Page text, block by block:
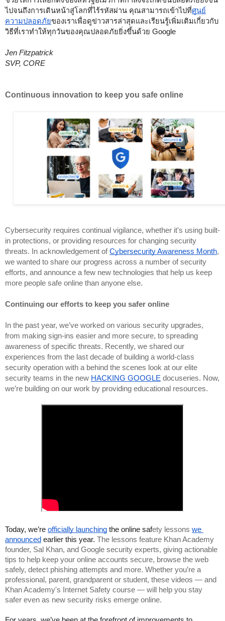
ไปจนถึงการเดินหน้าสู่โลกที่ไร้รหัสผ่าน คุณสามารถเข้าไปที่ศูนย์
ความปลอดภัยของเราเพื่อดูข่าวสารล่าสุดและเรียนรู้เพิ่มเติมเกี่ยวกับ
วิธีที่เราทำให้ทุกวันของคุณปลอดภัยยิ่งขึ้นด้วย Google
Jen Fitzpatrick
SVP, CORE
Continuous innovation to keep you safe online
Cybersecurity requires continual vigilance, whether it's using built-
in protections, or providing resources for changing security
threats. In acknowledgement of Cybersecurity Awareness Month,
we wanted to share our progress across a number of security
efforts, and announce a few new technologies that help us keep
more people safe online than anyone else.
Continuing our efforts to keep you safer online
In the past year, we’ve worked on various security upgrades,
from making sign-ins easier and more secure, to spreading
awareness of specific threats. Recently, we shared our
experiences from the last decade of building a world-class
security operation with a behind the scenes look at our elite
security teams in the new HACKING GOOGLE docuseries. Now,
we’re building on our work by providing educational resources.
Today, we’re officially launching the online safety essons we
announced earlier this year. The lessons feature Khan Academy
founder, Sal Khan, and Google security experts, giving actionable
tips to help keep your online accounts secure, browse the web
safely, detect phishing attempts and more. Whether you’re a
professional, parent, grandparent or student, these videos — and
Khan Academy's Internet Safety course — will help you stay
safer even as new security risks emerge online.